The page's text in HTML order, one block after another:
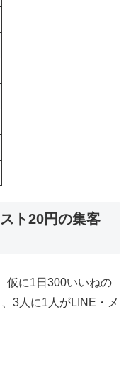
ト20円の集客
仮に1日300いいねの
3人に1人がLINE・メ